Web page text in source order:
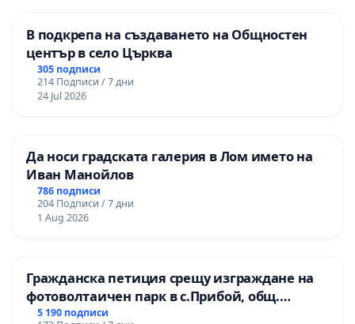
В подкрепа на създаването на Общностен
център в село Църква
305 подписи
214 Подписи / 7 дни
24 Jul 2026
Да носи градската галерия в Лом името на
Иван Манойлов
786 подписи
204 Подписи / 7 дни
1 Aug 2026
Гражданска петиция срещу изграждане на
фотоволтаичен парк в с.Прибой, общ.
Радомир
5 190 подписи